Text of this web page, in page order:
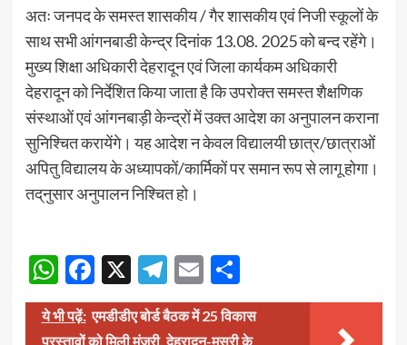
अतः जनपद के समस्त शासकीय / गैर शासकीय एवं निजी स्कूलों के
साथ सभी आंगनबाडी केन्द्र दिनांक 13.08. 2025 को बन्द रहेंगे।
मुख्य शिक्षा अधिकारी देहरादून एवं जिला कार्यकम अधिकारी
देहरादून को निर्देशित किया जाता है कि उपरोक्त समस्त शैक्षणिक
संस्थाओं एवं आंगनबाड़ी केन्द्रों में उक्त आदेश का अनुपालन कराना
सुनिश्चित करायेंगे। यह आदेश न केवल विद्यालयी छात्र/छात्राओं
अपितु विद्यालय के अध्यापकों/कार्मिकों पर समान रूप से लागू होगा।
तद्‌नुसार अनुपालन निश्चित हो।
WhatsApp
Facebook
X Telegram
EmailShare
ये भी पढ़ें: एमडीडीए बोर्ड बैठक में 25 विकास
प्रस्तावों को मिली मंजूरी, देहरादून-मसूरी के